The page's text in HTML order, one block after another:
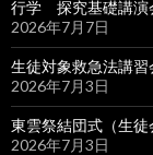
行学 探究基礎講演
2026年7月7日
生徒対象救急法講習
2026年7月3日
東雲祭結団式（生徒
2026年7月3日